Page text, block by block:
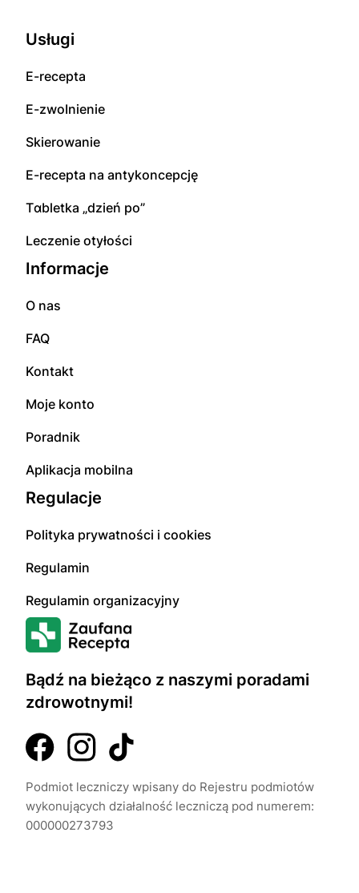
Bądź na bieżąco z naszymi poradami
zdrowotnymi!
Podmiot leczniczy wpisany do Rejestru podmiotów
wykonujących działalność leczniczą pod numerem:
000000273793
Usługi
E-rесерta
E-zwоInіenіе
Skierowanie
E-rесерta na аntуkоnсерсję
Tɑbletka „dzień po”
Leczenie otyłości
Informacje
O nas
FAQ
Kontakt
Moje konto
Poradnik
Aplikacja mobilna
Regulacje
Polityka prywatności i cookies
Regulamin
Regulamin organizacyjny